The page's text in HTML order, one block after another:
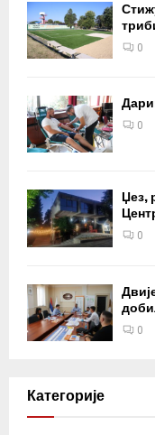
0
0
Џез,
0
0
Категорије